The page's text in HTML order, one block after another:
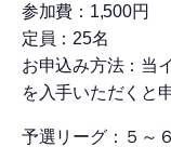
参加費：1,500円
定員：25名
お申込み方法：当
を入手いただくと
予選リーグ：５～